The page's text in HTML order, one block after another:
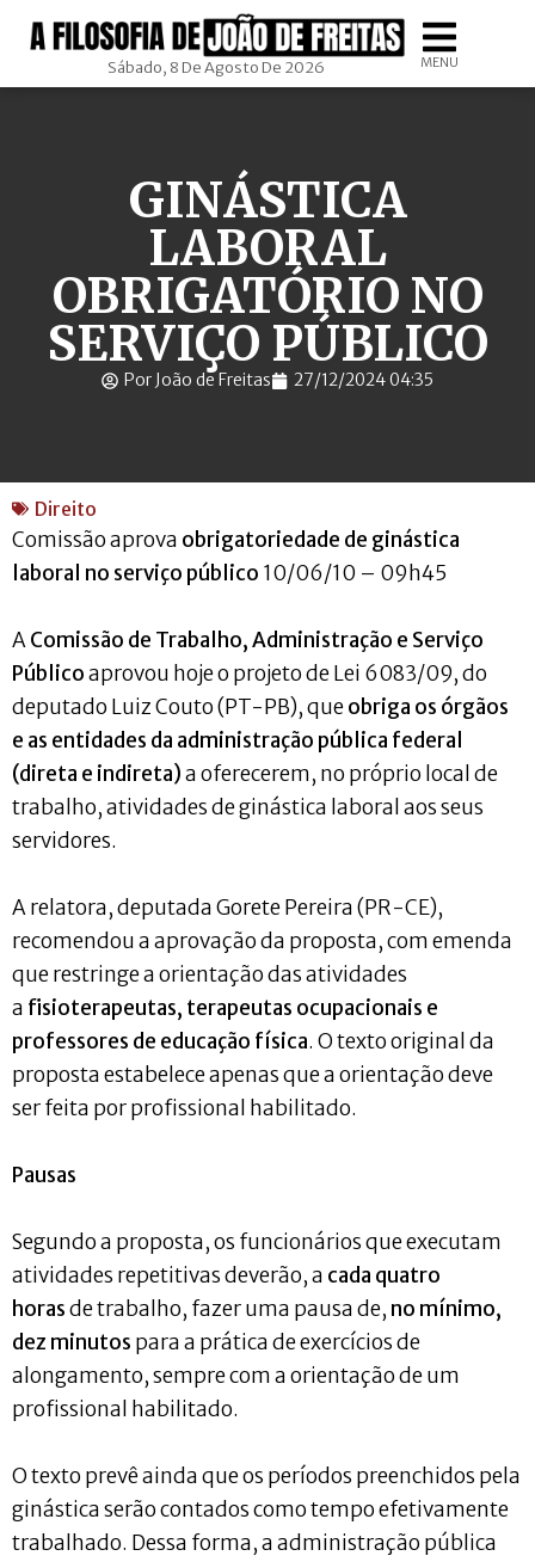
Sábado, 8 De Agosto De 2026 MENU
GINÁSTICA
LABORAL
OBRIGATÓRIO NO
SERVIÇO PÚBLICO
Por João de Freitas 27/12/2024 04:35
Direito
Comissão aprova obrigatoriedade de ginástica
laboral no serviço público 10/06/10 – 09h45
AComissão de Trabalho, Administração e Serviço
Públicoaprovou hoje o projeto de Lei 6083/09, do
deputado Luiz Couto (PT-PB), queobriga os órgãos
e as entidades da administração pública federal
(direta e indireta)a oferecerem, no próprio local de
trabalho, atividades de ginástica laboral aos seus
servidores.
A relatora, deputada Gorete Pereira (PR-CE),
recomendou a aprovação da proposta, com emenda
que restringe a orientação das atividades
a fisioterapeutas, terapeutas ocupacionais e
professores de educação física. O texto original da
proposta estabelece apenas que a orientação deve
ser feita por profissional habilitado.
Pausas
Segundo a proposta, os funcionários que executam
atividades repetitivas deverão, a cada quatro
horasde trabalho, fazer uma pausa de, no mínimo,
dez minutos para a prática de exercícios de
alongamento, sempre com a orientação de um
profissional habilitado.
O texto prevê ainda que os períodos preenchidos pela
ginástica serão contados como tempo efetivamente
trabalhado. Dessa forma, a administração pública